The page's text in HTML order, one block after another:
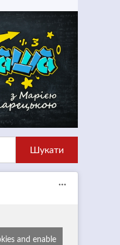
and enable